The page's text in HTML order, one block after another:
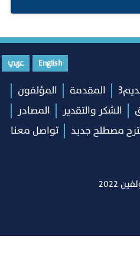
English عربي
المقدمة
المؤلفون
الشكر والتقدير
المصادر
مصطلح جديد
تواصل معنا